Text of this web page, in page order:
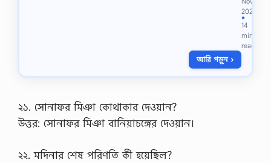
ও
আ
ঞ্চ
2021
●
14
min
read
আরি পড়ুন ›
২১. সোনাফর মিঞা কোথাকার দেওয়ান?
উত্তর: সোনাফর মিঞা বানিয়াচঙ্গের দেওয়ান।
২২. মদিনার শেষ পরিণতি কী হয়েছিল?